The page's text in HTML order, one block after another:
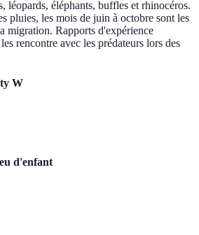
éléphants, buffles et rhinocéros.
pluies, les mois de juin à octobre sont les
migration. Rapports d'expérience
rencontre avec les prédateurs lors des
W
d'enfant